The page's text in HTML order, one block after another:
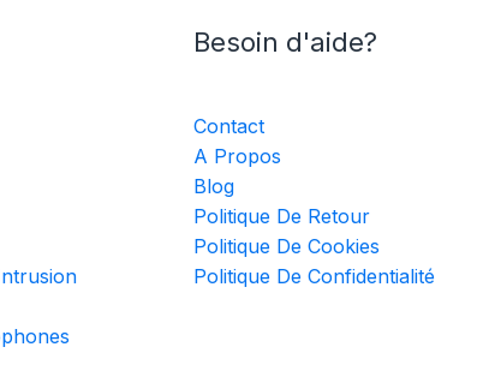
Besoin d'aide?
Contact
A Propos
Blog
Politique De Retour
Politique De Cookies
Politique De Confidentialité